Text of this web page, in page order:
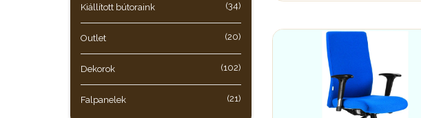
Kiállított bútoraink (34)
Outlet (20)
Dekorok (102)
Falpanelek (21)